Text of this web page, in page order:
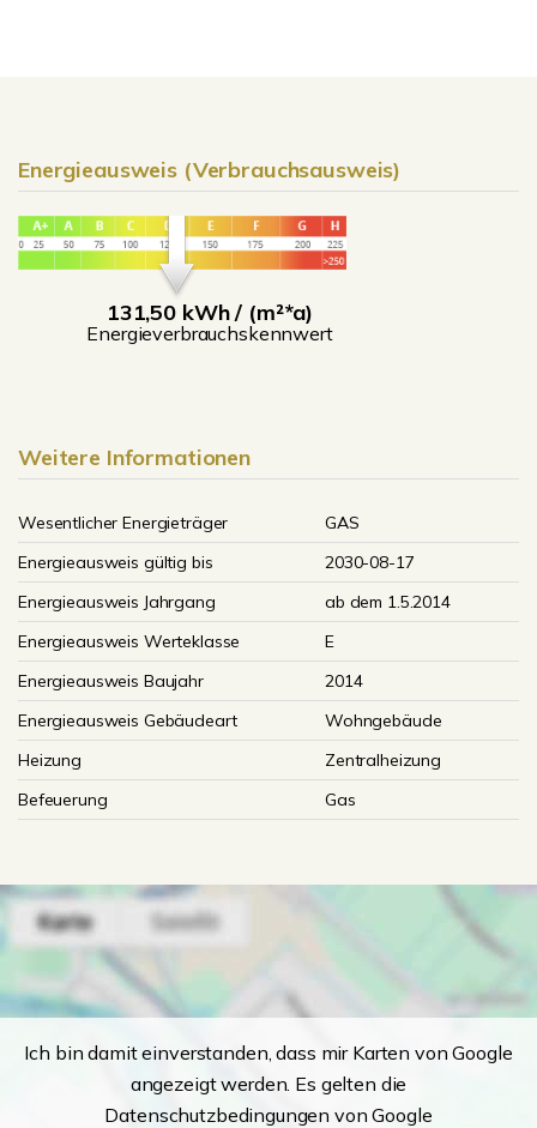
Energieausweis (Verbrauchsausweis)
131,50 kWh / (m²*a)
Energieverbrauchskennwert
Weitere Informationen
Wesentlicher Energieträger
GAS
Energieausweis gültig bis
2030-08-17
Energieausweis Jahrgang
ab dem 1.5.2014
Energieausweis Werteklasse
E
Energieausweis Baujahr
2014
Energieausweis Gebäudeart
Wohngebäude
Heizung
Zentralheizung
Befeuerung
Gas
Ich bin damit einverstanden, dass mir Karten von Google
angezeigt werden. Es gelten die
Datenschutzbedingungen von Google